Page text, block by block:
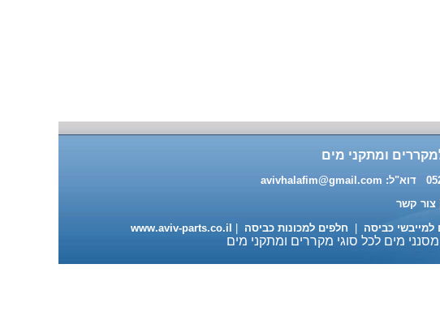
עגלה מתכוננת למדיחי כלים
ומתקני מים
avivhalafim@gmail.com
צור קשר
למייבשי כביסה חלפים למכונות כביסה www.aviv-parts.co.il
מים לכל סוגי מקררים ומתקני מים